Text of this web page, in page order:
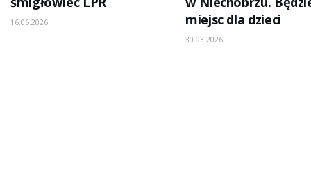
16.06.2026
miejsc dla dzieci
30.03.2026